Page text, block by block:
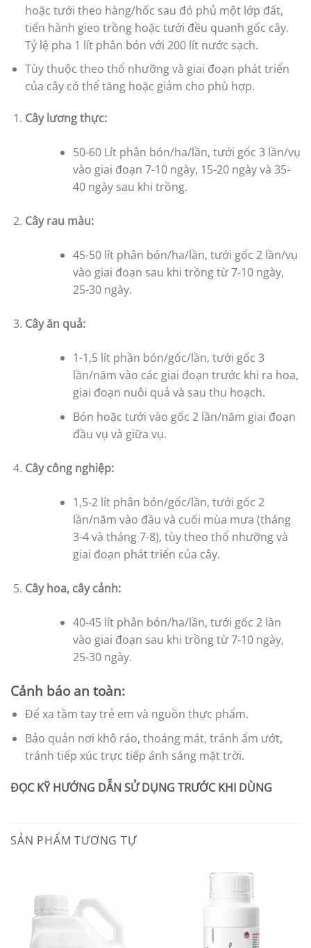
hoặc tưới theo hàng/hốc sau đó phủ một lớp đất,
tiến hành gieo trồng hoặc tưới đều quanh gốc cây.
Tỷ lệ pha 1 lít phân bón với 200 lít nước sạch.
Tùy thuộc theo thổ nhưỡng và giai đoạn phát triển
của cây có thể tăng hoặc giảm cho phù hợp.
Cây lương thực:
50-60 Lít phân bón/ha/lần, tưới gốc 3 lần/vụ
vào giai đoạn 7-10 ngày, 15-20 ngày và 35-
40 ngày sau khi trồng.
Cây rau màu:
45-50 lít phân bón/ha/lần, tưới gốc 2 lần/vụ
vào giai đoạn sau khi trồng từ 7-10 ngày,
25-30 ngày.
Cây ăn quả:
1-1,5 lít phần bón/gốc/lần, tưới gốc 3
lần/năm vào các giai đoạn trước khi ra hoa,
giai đoạn nuôi quả và sau thu hoạch.
Bón hoặc tưới vào gốc 2 lần/năm giai đoạn
đầu vụ và giữa vụ.
Cây công nghiệp:
1,5-2 lít phân bón/gốc/lần, tưới gốc 2
lần/năm vào đầu và cuối mùa mưa (tháng
3-4 và tháng 7-8), tùy theo thổ nhưỡng và
giai đoạn phát triển của cây.
Cây hoa, cây cảnh:
40-45 lít phân bón/ha/lần, tưới gốc 2 lần
vào giai đoạn sau khi trồng từ 7-10 ngày,
25-30 ngày.
Cảnh báo an toàn:
Để xa tầm tay trẻ em và nguồn thực phẩm.
Bảo quản nơi khô ráo, thoáng mát, tránh ẩm ướt,
tránh tiếp xúc trực tiếp ánh sáng mặt trời.
ĐỌC KỸ HƯỚNG DẪN SỬ DỤNG TRƯỚC KHI DÙNG
SẢN PHẨM TƯƠNG TỰ